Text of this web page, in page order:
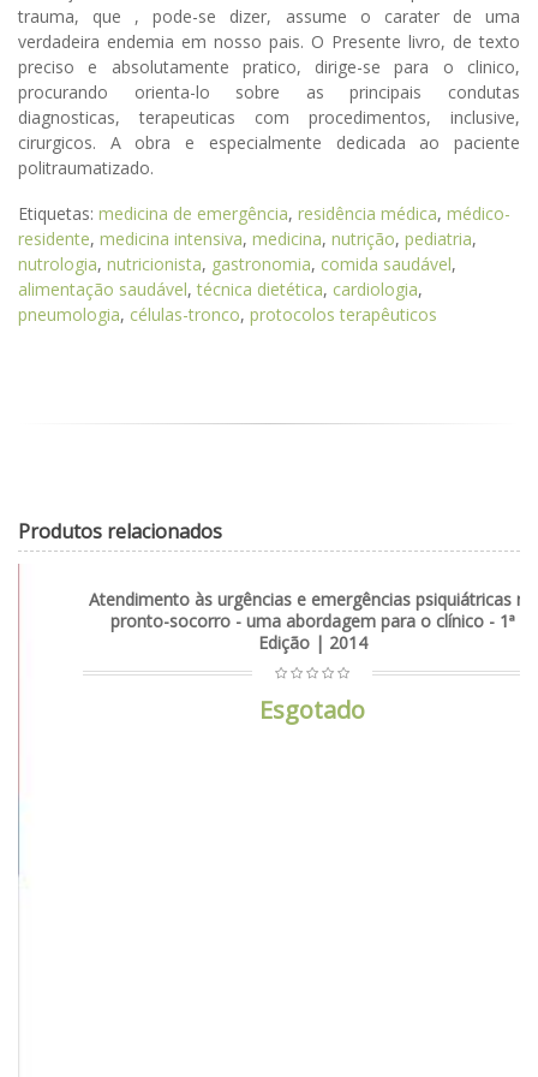
trauma, que , pode-se dizer, assume o carater de uma
verdadeira endemia em nosso pais. O Presente livro, de texto
preciso e absolutamente pratico, dirige-se para o clinico,
procurando orienta-lo sobre as principais condutas
diagnosticas, terapeuticas com procedimentos, inclusive,
cirurgicos. A obra e especialmente dedicada ao paciente
politraumatizado.
Etiquetas: medicina de emergência, residência médica, médico-
residente, medicina intensiva, medicina, nutrição, pediatria,
nutrologia, nutricionista, gastronomia, comida saudável,
alimentação saudável,técnica dietética, cardiologia,
pneumologia, células-tronco, protocolos terapêuticos
Produtos relacionados